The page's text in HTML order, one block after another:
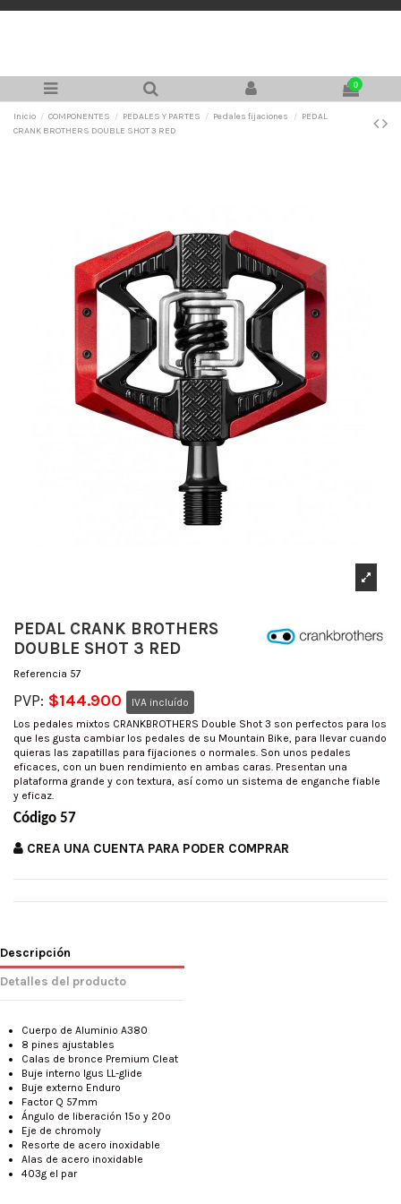
0
Inicio COMPONENTES PEDALES Y PARTES Pedales fijaciones
PEDAL
CRANK BROTHERS DOUBLE SHOT 3 RED
PEDAL CRANK BROTHERS
DOUBLE SHOT 3 RED
Referencia 57
PVP: $144.900
IVA incluído
Los pedales mixtos CRANKBROTHERS Double Shot 3 son perfectos para los
que les gusta cambiar los pedales de su Mountain Bike, para llevar cuando
quieras las zapatillas para fijaciones o normales. Son unos pedales
eficaces, con un buen rendimiento en ambas caras. Presentan una
plataforma grande y con textura, así como un sistema de enganche fiable
y eficaz.
Código 57
CREA UNA CUENTA PARA PODER COMPRAR
Descripción
Detalles del producto
Cuerpo de Aluminio A380
8 pines ajustables
Calas de bronce Premium Cleat
Buje interno Igus LL-glide
Buje externo Enduro
Factor Q 57mm
Ángulo de liberación 15º y 20º
Eje de chromoly
Resorte de acero inoxidable
Alas de acero inoxidable
403g el par